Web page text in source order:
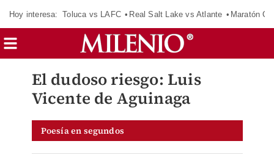
Hoy interesa: Toluca vs LAFC Real Salt Lake vs Atlante Maratón
El dudoso riesgo: Luis
Vicente de Aguinaga
Poesía en segundos